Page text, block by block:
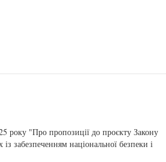
року "Про пропозиції до проєкту Закону
забезпеченням національної безпеки і